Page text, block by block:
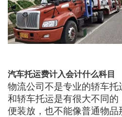
汽车托运费计入会计什么科目
物流公司不是专业的轿车托
和轿车托运是有很大不同
便装放，也不能像普通物